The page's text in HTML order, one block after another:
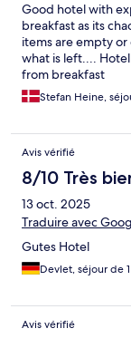
Good hotel with
breakfast as its
items are empty
what is left....
from breakfast
Stefan Heine,
Avis vérifié
8/10 Très
13 oct. 2025
Traduire avec
Gutes Hotel
Devlet, séjour de
Avis vérifié